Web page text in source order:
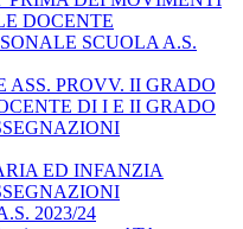
DOCENTE
SCUOLA A.S.
ASS. PROVV. II GRADO
DI I E II GRADO
ED INFANZIA
2023/24